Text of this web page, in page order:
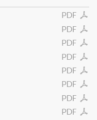
PDF
PDF
PDF
PDF
PDF
PDF
PDF
PDF